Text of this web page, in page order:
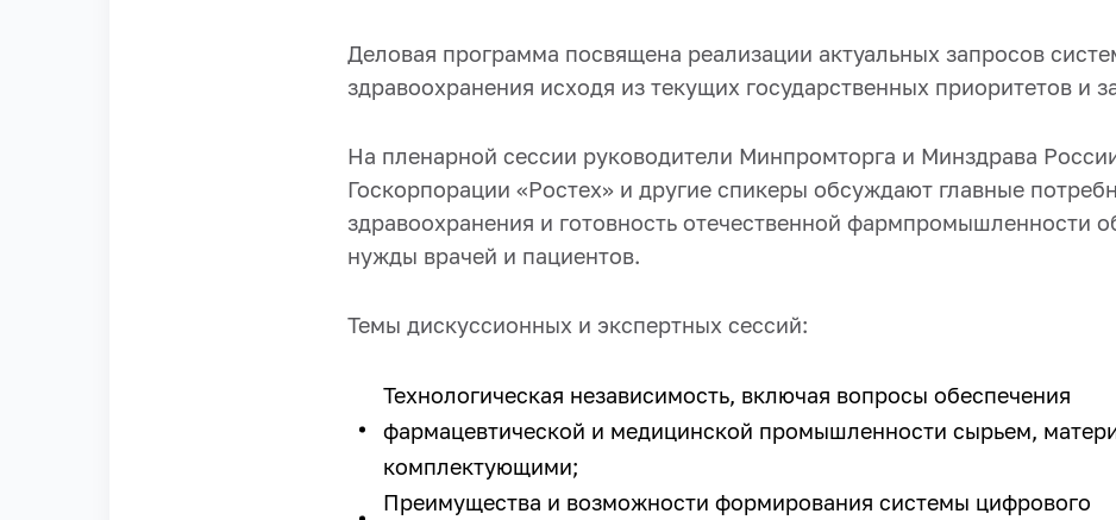
​Деловая программа посвящена реализации актуальных запросов
здравоохранения исходя из текущих государственных приоритетов и
На пленарной сессии руководители Минпромторга и Минздрава
Госкорпорации «Ростех» и другие спикеры обсуждают главные
здравоохранения и готовность отечественной фармпромышленности
нужды врачей и пациентов.
Темы дискуссионных и экспертных сессий:
Технологическая независимость, включая вопросы обеспечения
фармацевтической и медицинской промышленности сырьем,
комплектующими;
Преимущества и возможности формирования системы цифрового